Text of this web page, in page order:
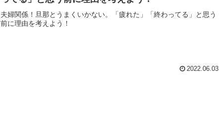
夫婦関係！旦那とうまくいかない。「疲れた」「終わってる」と思う
前に理由を考えよう！
2022.06.03